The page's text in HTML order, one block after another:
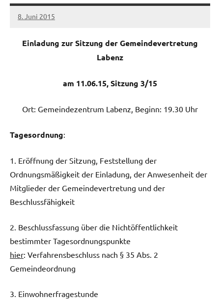
8. Juni 2015
Sven
Einladung zur Sitzung der Gemeindevertretung
Labenz
am 11.06.15, Sitzung 3/15
Ort: Gemeindezentrum Labenz, Beginn: 19.30 Uhr
Tagesordnung:
1. Eröffnung der Sitzung, Feststellung der
Ordnungsmäßigkeit der Einladung, der Anwesenheit der
Mitglieder der Gemeindevertretung und der
Beschlussfähigkeit
2. Beschlussfassung über die Nichtöffentlichkeit
bestimmter Tagesordnungspunkte
hier: Verfahrensbeschluss nach § 35 Abs. 2
Gemeindeordnung
3. Einwohnerfragestunde